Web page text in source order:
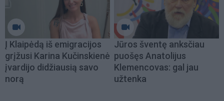
Į Klaipėdą iš emigracijos
grįžusi Karina Kučinskienė
įvardijo didžiausią savo
norą
Jūros šventę anksčiau
puošęs Anatolijus
Klemencovas: gal jau
užtenka